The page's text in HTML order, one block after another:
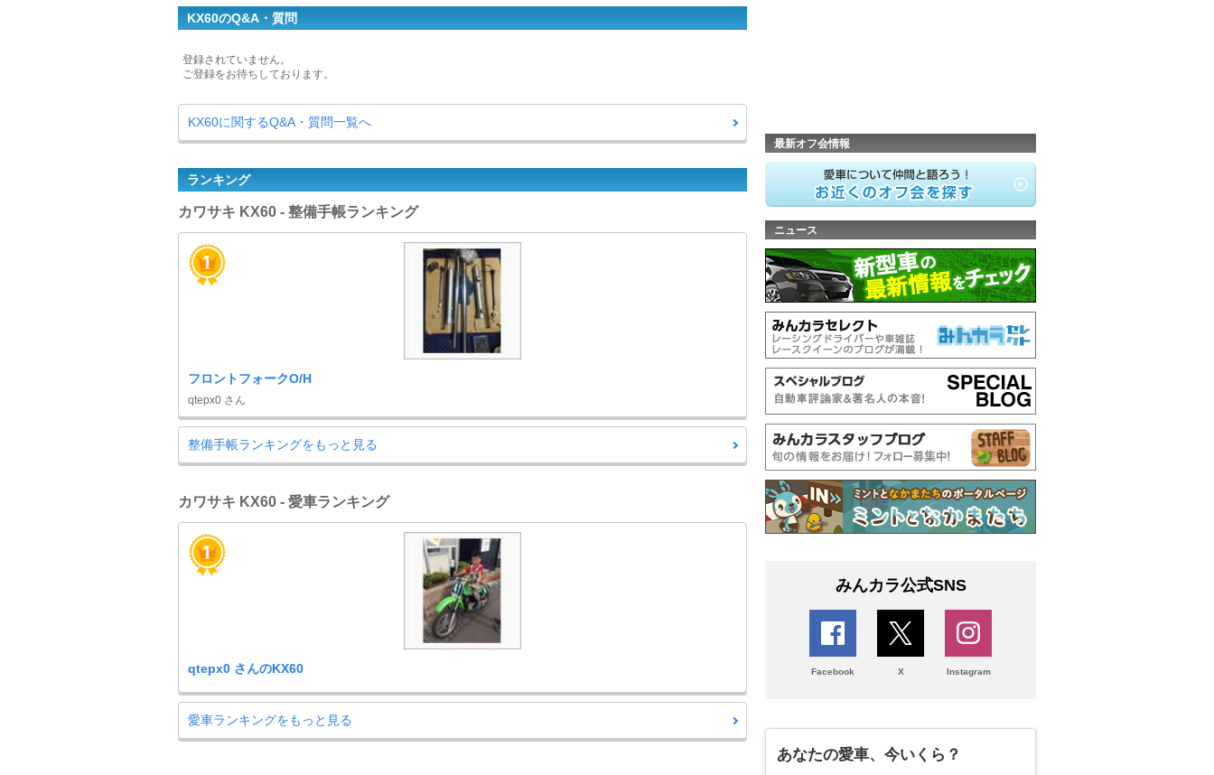
KX60のQ&A・質問
登録されていません。
ご登録をお待ちしております。
KX60に関するQ&A・質問一覧へ
ランキング
カワサキ KX60 - 整備手帳ランキング
フロントフォークO/H
qtepx0 さん
整備手帳ランキングをもっと見る
カワサキ KX60 - 愛車ランキング
qtepx0 さんのKX60
愛車ランキングをもっと見る
最新オフ会情報
ニュース
みんカラ公式SNS
Facebook X Instagram
あなたの愛車、今いくら？